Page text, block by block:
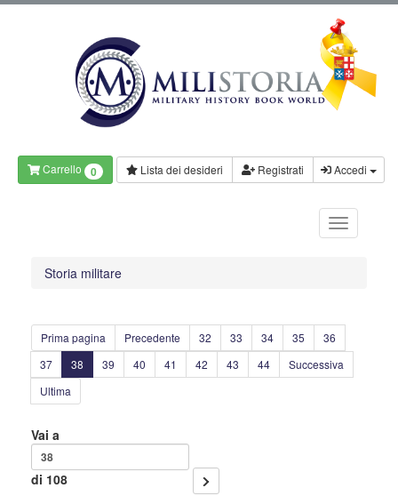
Carrello 0 Lista dei desideri Registrati Accedi
Storia militare
Prima pagina Precedente 32 33 34 35
36
37
38 39 40 41 42 43 44
Successiva
Ultima
Vai a
di 108